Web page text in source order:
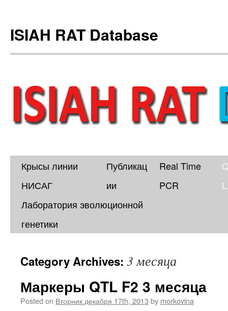
ISIAH RAT Database
Skip
content
Крысы линии
НИСАГ
Публикац
ии
Real Time
PCR
L
Лаборатория эволюционной
генетики
Category Archives: 3 месяца
Маркеры QTL F2 3 месяца
Posted on Вторник декабря 17th, 2013 by morkovina